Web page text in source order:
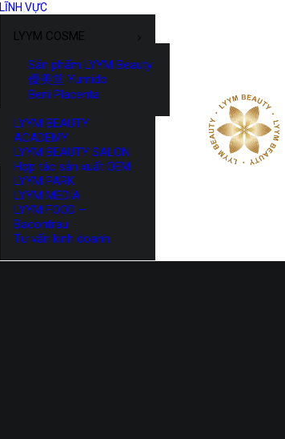
LĨNH VỰC
LYYM COSME
Sản phẩm LYYM Beauty
優美堂 Yumido
Beni Placenta
LYYM BEAUTY
ACADEMY
LYYM BEAUTY SALON
Hợp tác sản xuất OEM
LYYM PARK
LYYM MEDIA
LYYM FOOD –
Bacontrau
Tư vấn kinh doanh